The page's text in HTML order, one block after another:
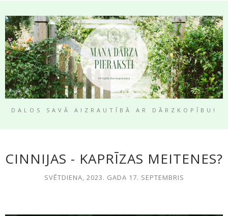
DALOS SAVĀ AIZRAUTĪBĀ AR DĀRZKOPĪBU!
CINNIJAS - KAPRĪZAS MEITENES?
SVĒTDIENA, 2023. GADA 17. SEPTEMBRIS